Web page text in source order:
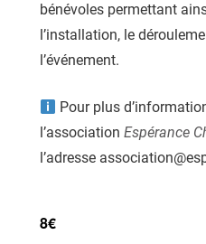
bénévoles permettant
l’installation, le
l’événement.
Pour plus
l’association Espérance
l’adresse
8€